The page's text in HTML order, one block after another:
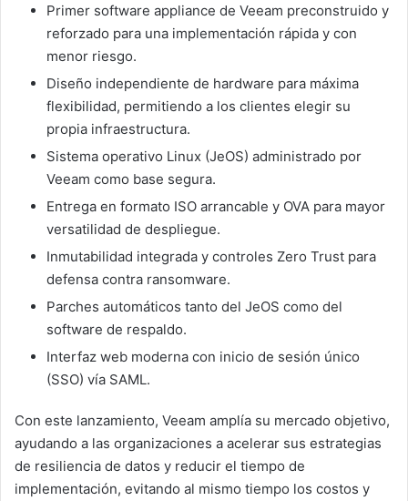
Primer software appliance de Veeam preconstruido y
reforzado para una implementación rápida y con
menor riesgo.
Diseño independiente de hardware para máxima
flexibilidad, permitiendo a los clientes elegir su
propia infraestructura.
Sistema operativo Linux (JeOS) administrado por
Veeam como base segura.
Entrega en formato ISO arrancable y OVA para mayor
versatilidad de despliegue.
Inmutabilidad integrada y controles Zero Trust para
defensa contra ransomware.
Parches automáticos tanto del JeOS como del
software de respaldo.
Interfaz web moderna con inicio de sesión único
(SSO) vía SAML.
Con este lanzamiento, Veeam amplía su mercado objetivo,
ayudando a las organizaciones a acelerar sus estrategias
de resiliencia de datos y reducir el tiempo de
implementación, evitando al mismo tiempo los costos y